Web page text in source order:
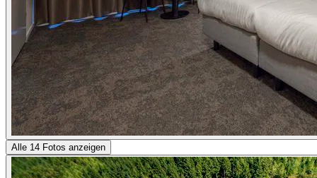
Alle 14 Fotos anzeigen